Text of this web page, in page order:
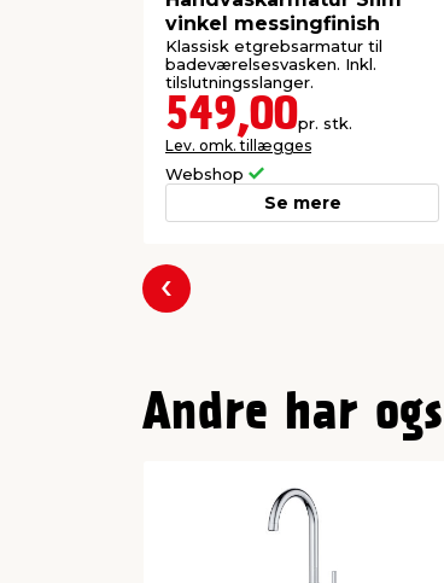
Tryktest: Testet op til 10 bar
vinkel messingfinish
Klassisk etgrebsarmatur til
badeværelsesvasken. Inkl.
tilslutningsslanger.
549,00pr. stk.
Lev. omk. tillægges
Webshop
Se mere
Forrige
Andre har